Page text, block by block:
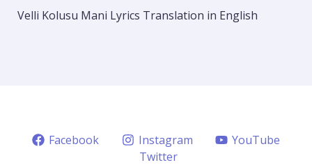
Velli Kolusu Mani Lyrics Translation in English
Facebook Instagram
YouTube
Twitter